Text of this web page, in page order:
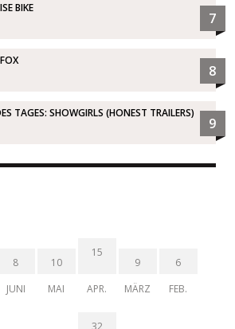
BIKE
7
8
TAGES: SHOWGIRLS (HONEST TRAILERS)
9
8
JUNI
10
MAI
15
APR.
9
MÄRZ
6
FEB.
32